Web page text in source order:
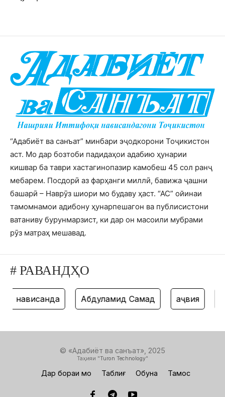
“Адабиёт ва санъат” минбари эҷодкорони Тоҷикистон
аст. Мо дар бозтоби падидаҳои адабию ҳунарии
кишвар ба таври хастагинопазир камобеш 45 сол ранҷ
мебарем. Посдорӣ аз фарҳанги миллӣ, бавижа ҷашни
башарӣ – Наврӯз шиори мо будаву ҳаст. “АС” ойинаи
тамомнамои адибону ҳунарпешагон ва публисистони
ватаниву бурунмарзист, ки дар он масоили мубрами
рӯз матраҳ мешавад.
# РАВАНДҲО
нависанда Абдулҳамид Самад ҳаҷвия
© «Адабиёт ва санъат», 2025
Таҳияи "Turon Technology"
Дар бораи мо Таблиғ Обуна Тамос